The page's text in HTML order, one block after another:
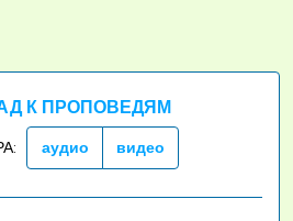
К ПРОПОВЕДЯМ
аудио видео